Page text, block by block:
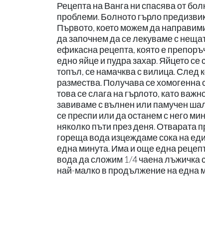
Рецепта на Ванга ни спасява от
проблеми. Болното гърло
Първото, което можем да
да започнем да се лекуваме с
ефикасна рецепта, която е
едно яйце и пудра захар. Яйцето
топъл, се намачква с вилица. След
размества. Получава се
това се слага на гърлото, като
завиваме с вълнен или памучен
се преспи или да останем с него
няколко пъти през деня. Отварата
гореща вода изцеждаме сока на
една минута. Има и още една
вода да сложим 1/4 чаена лъжичка
най-малко в продължение на една